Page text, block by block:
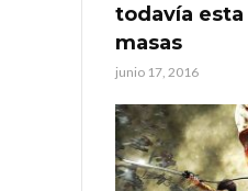
todavía
masas
junio 17, 2016